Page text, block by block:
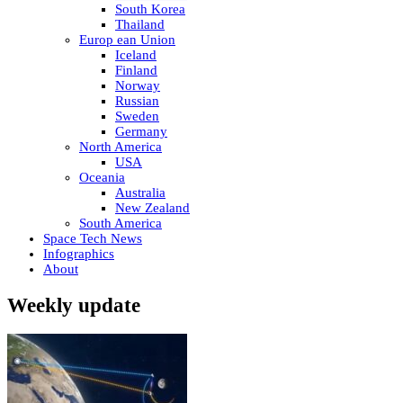
South Korea
Thailand
Europ ean Union
Iceland
Finland
Norway
Russian
Sweden
Germany
North America
USA
Oceania
Australia
New Zealand
South America
Space Tech News
Infographics
About
Weekly update